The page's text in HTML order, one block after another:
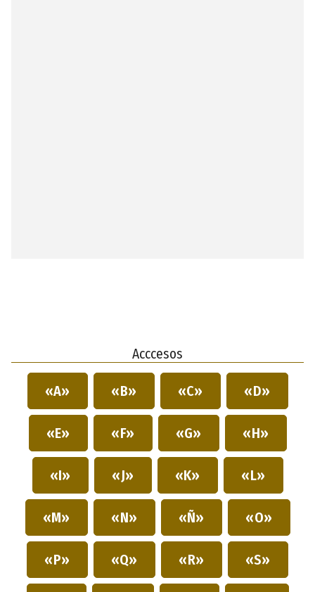
Acccesos
«A» «B» «C» «D»
«E» «F» «G» «H»
«I» «J» «K» «L»
«M» «N» «Ñ» «O»
«P» «Q» «R» «S»